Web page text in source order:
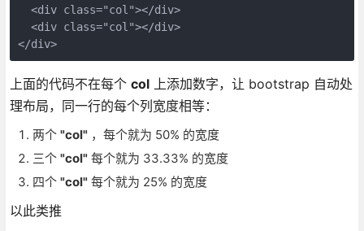
  <div class="col"></div>
  <div class="col"></div>
</div>
上面的代码不在每个 col上添加数字，让 bootstrap 自动处
理布局，同一行的每个列宽度相等：
两个 "col" ，每个就为 50% 的宽度
三个 "col" 每个就为 33.33% 的宽度
四个 "col" 每个就为 25% 的宽度
以此类推